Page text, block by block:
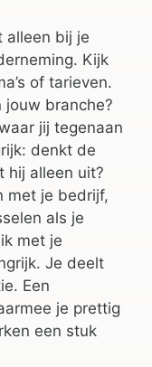
alleen bij je
Kijk
of tarieven.
branche?
jij tegenaan
denkt de
hij alleen uit?
met je bedrijf,
als je
met je
Je deelt
Een
je prettig
een stuk